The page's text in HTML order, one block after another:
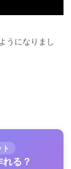
うになりまし
る？